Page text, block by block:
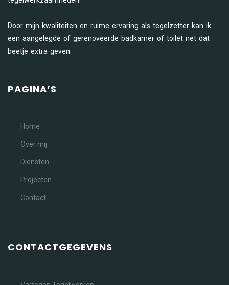
Door mijn kwaliteiten en ruime ervaring als tegelzetter kan ik
een aangelegde of gerenoveerde badkamer of toilet net dat
beetje extra geven.
PAGINA’S
Home
Over mij
Diensten
Projecten
Contact
CONTACTGEGEVENS